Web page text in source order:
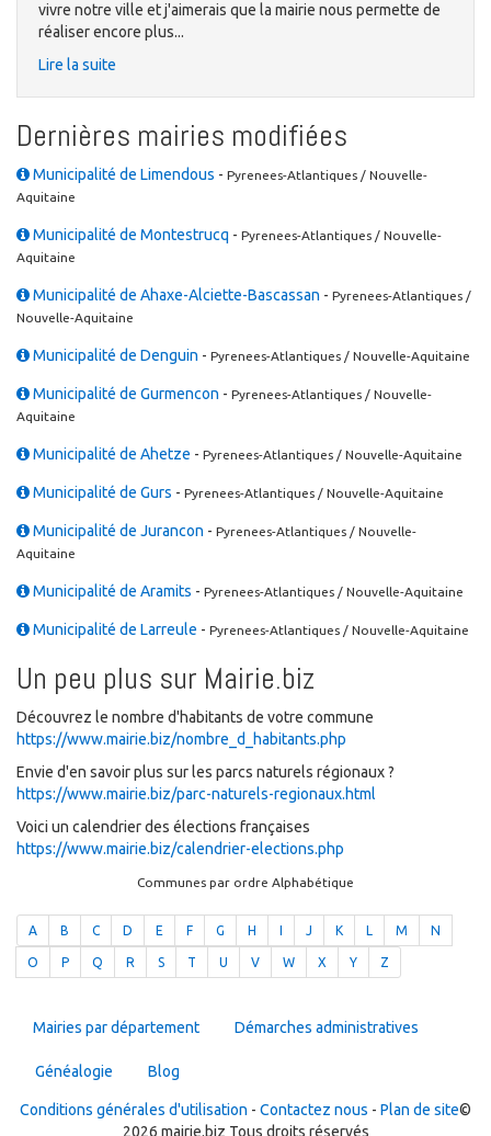
vivre notre ville et j'aimerais que la mairie nous permette de
réaliser encore plus...
Lire la suite
Dernières mairies modifiées
Municipalité de Limendous - Pyrenees-Atlantiques / Nouvelle-
Aquitaine
Municipalité de Montestrucq - Pyrenees-Atlantiques / Nouvelle-
Aquitaine
Municipalité de Ahaxe-Alciette-Bascassan - Pyrenees-Atlantiques /
Nouvelle-Aquitaine
Municipalité de Denguin - Pyrenees-Atlantiques / Nouvelle-Aquitaine
Municipalité de Gurmencon - Pyrenees-Atlantiques / Nouvelle-
Aquitaine
Municipalité de Ahetze - Pyrenees-Atlantiques / Nouvelle-Aquitaine
Municipalité de Gurs - Pyrenees-Atlantiques / Nouvelle-Aquitaine
Municipalité de Jurancon - Pyrenees-Atlantiques / Nouvelle-
Aquitaine
Municipalité de Aramits - Pyrenees-Atlantiques / Nouvelle-Aquitaine
Municipalité de Larreule - Pyrenees-Atlantiques / Nouvelle-Aquitaine
Un peu plus sur Mairie.biz
Découvrez le nombre d'habitants de votre commune
https://www.mairie.biz/nombre_d_habitants.php
Envie d'en savoir plus sur les parcs naturels régionaux ?
https://www.mairie.biz/parc-naturels-regionaux.html
Voici un calendrier des élections françaises
https://www.mairie.biz/calendrier-elections.php
Communes par ordre Alphabétique
A B C D E F G H J K L M N
O P Q R S T U V W X Y Z
Mairies par département Démarches administratives
Généalogie Blog
Conditions générales d'utilisation - Contactez nous - Plan de site©
2026 mairie.biz Tous droits réservés